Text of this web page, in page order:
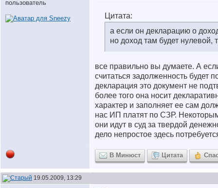
пользователь
Цитата:
а если он декларацию о
но доход там будет нулевой,
все правильно вы думаете. А
считаться задолженность будет
декларация это документ не
более того она носит
характер и заполняет ее сам
нас ИП платят по СЗР.
они идут в суд за твердой
дело непростое здесь
В Минюст Цитата
19.05.2009, 13:29